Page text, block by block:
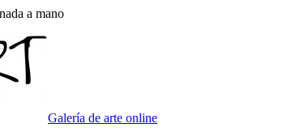
a mano
Galería de arte online